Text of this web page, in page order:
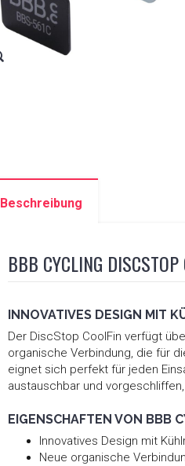
Beschreibung
BBB CYCLING
INNOVATIVES DESIGN MIT
Der DiscStop CoolFin verfügt
organische Verbindung, die für
eignet sich perfekt für jeden
austauschbar und
EIGENSCHAFTEN VON BBB
Innovatives Design mit
Neue organische